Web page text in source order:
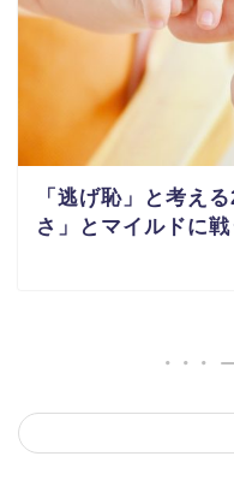
「逃げ恥」と考え
さ」とマイルドに戦